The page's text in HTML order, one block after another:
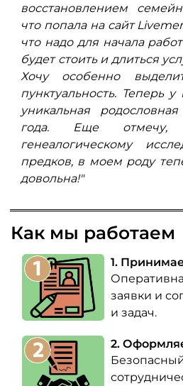
восстановлением
что попала на сайт
что надо для начала
будет стоить и длиться
Хочу особенно
пунктуальность. Теперь
уникальная
года. Еще отмечу,
генеалогическому
предков, в моем роду
довольна!"
Как мы работаем
1.
заявки и
и задач.
2.